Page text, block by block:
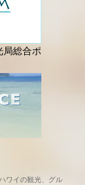
ワイの観光、グル